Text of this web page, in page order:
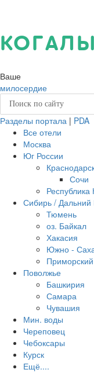
Ваше
милосердие
Разделы портала | PDA
Все отели
Москва
Юг России
Сочи
Сибирь / Дальний
Тюмень
оз. Байкал
Хакасия
Южно -
Поволжье
Башкирия
Самара
Чувашия
Мин. воды
Череповец
Чебоксары
Курск
Ещё....